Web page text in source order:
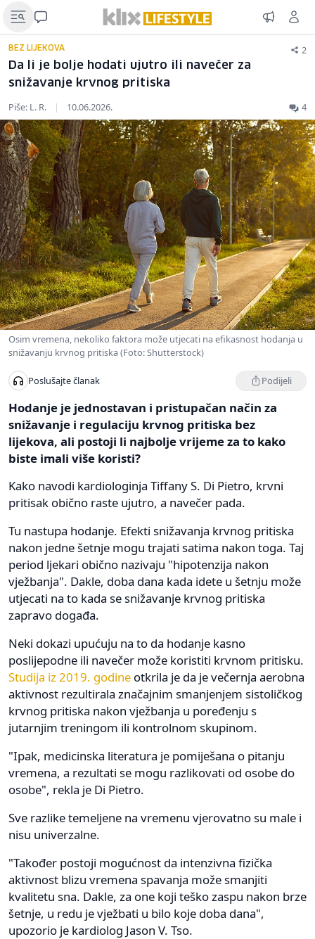
BEZ LIJEKOVA 2
Da li je bolje hodati ujutro ili navečer za
snižavanje krvnog pritiska
Piše: L. R. | 10.06.2026. 4
Osim vremena, nekoliko faktora može utjecati na efikasnost hodanja u
snižavanju krvnog pritiska (Foto: Shutterstock)
Poslušajte članak Podijeli
Hodanje je jednostavan i pristupačan način za
snižavanje i regulaciju krvnog pritiska bez
lijekova, ali postoji li najbolje vrijeme za to kako
biste imali više koristi?
Kako navodi kardiologinja Tiffany S. Di Pietro, krvni
pritisak obično raste ujutro, a navečer pada.
Tu nastupa hodanje. Efekti snižavanja krvnog pritiska
nakon jedne šetnje mogu trajati satima nakon toga. Taj
period ljekari obično nazivaju "hipotenzija nakon
vježbanja". Dakle, doba dana kada idete u šetnju može
utjecati na to kada se snižavanje krvnog pritiska
zapravo događa.
Neki dokazi upućuju na to da hodanje kasno
poslijepodne ili navečer može koristiti krvnom pritisku.
Studija iz 2019. godine otkrila je da je večernja aerobna
aktivnost rezultirala značajnim smanjenjem sistoličkog
krvnog pritiska nakon vježbanja u poređenju s
jutarnjim treningom ili kontrolnom skupinom.
"Ipak, medicinska literatura je pomiješana o pitanju
vremena, a rezultati se mogu razlikovati od osobe do
osobe", rekla je Di Pietro.
Sve razlike temeljene na vremenu vjerovatno su male i
nisu univerzalne.
"Također postoji mogućnost da intenzivna fizička
aktivnost blizu vremena spavanja može smanjiti
kvalitetu sna. Dakle, za one koji teško zaspu nakon brze
šetnje, u redu je vježbati u bilo koje doba dana",
upozorio je kardiolog Jason V. Tso.